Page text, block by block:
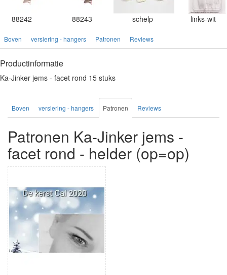
88242 88243 schelp links-wit
Boven versiering - hangers Patronen Reviews
Productinformatie
Ka-Jinker jems - facet rond 15 stuks
Boven versiering - hangers Patronen Reviews
Patronen Ka-Jinker jems -
facet rond - helder (op=op)